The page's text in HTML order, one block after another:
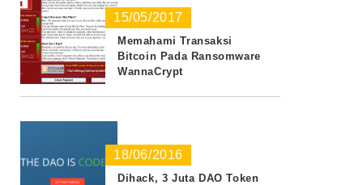
15/05/2017
Memahami Transaksi
Bitcoin Pada Ransomware
WannaCrypt
18/06/2016
Dihack, 3 Juta DAO Token